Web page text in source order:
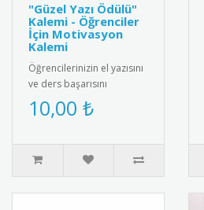
"Güzel Yazı Ödülü"
Kalemi - Öğrenciler
İçin Motivasyon
Kalemi
Öğrencilerinizin el yazısını
ve ders başarısını
ödüllendirmek için
mükemmel bir seçenek!
10,00 ₺